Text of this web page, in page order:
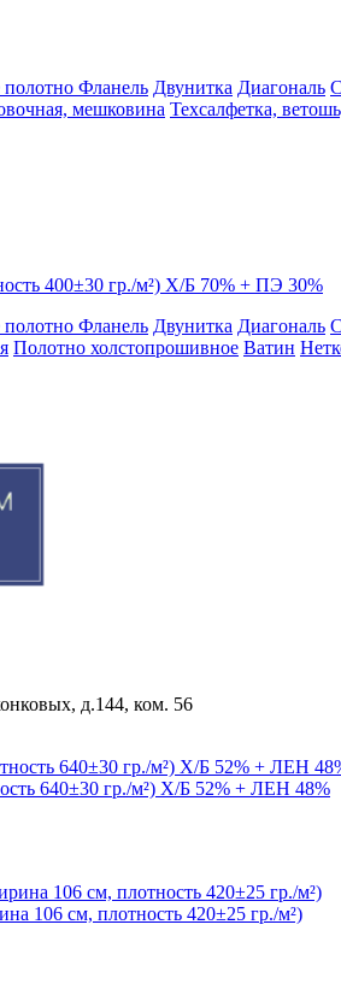
Фланель Двунитка Диагональ
мешковина Техсалфетка,
400±30 гр./м²) Х/Б 70% + ПЭ 30%
Фланель Двунитка Диагональ
Полотно холстопрошивное Ватин
д.144, ком. 56
640±30 гр./м²) Х/Б 52% + ЛЕН 48%
106 см, плотность 420±25 гр./м²)